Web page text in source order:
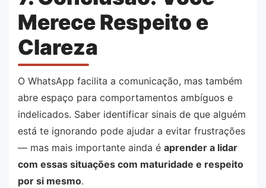
Merece Respeito e
Clareza
O WhatsApp facilita a comunicação, mas também
abre espaço para comportamentos ambíguos e
indelicados. Saber identificar sinais de que alguém
está te ignorando pode ajudar a evitar frustrações
— mas mais importante ainda é aprender a lidar
com essas situações com maturidade e respeito
por si mesmo.